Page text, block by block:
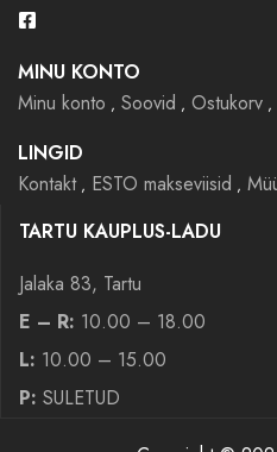
MINU KONTO
Minu konto
Soovid Ostukorv
LINGID
Kontakt
ESTO makseviisid
TARTU KAUPLUS-LADU
Jalaka 83, Tartu
E – R: 10.00 – 18.00
L: 10.00 – 15.00
P: SULETUD